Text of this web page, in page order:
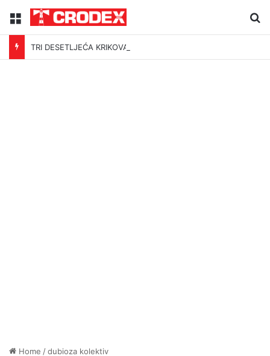
Menu
TRI DESETLJEĆA KRIKOVA OČAJNIKA
Home /dubioza kolektiv